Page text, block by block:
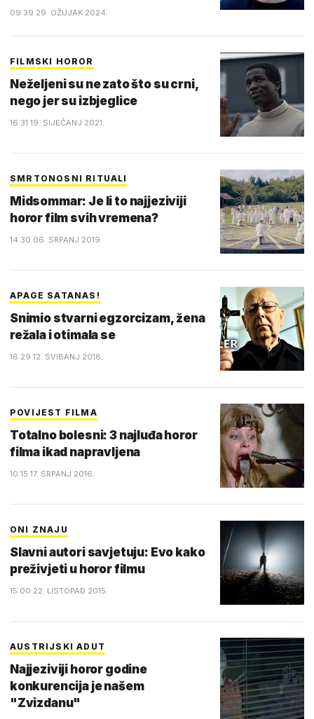
09:39 29. OŽUJAK 2024.
FILMSKI HOROR
Neželjeni su ne zato što su crni,
nego jer su izbjeglice
16:31 19. SIJEČANJ 2021.
SMRTONOSNI RITUALI
Midsommar: Je li to najjeziviji
horor film svih vremena?
14:30 06. SRPANJ 2019.
APAGE SATANAS!
Snimio stvarni egzorcizam, žena
režala i otimala se
16:29 12. SVIBANJ 2018.
POVIJEST FILMA
Totalno bolesni: 3 najluđa horor
filma ikad napravljena
10:15 17. SRPANJ 2016.
ONI ZNAJU
Slavni autori savjetuju: Evo kako
preživjeti u horor filmu
15:00 22. LISTOPAD 2015.
AUSTRIJSKI ADUT
Najjeziviji horor godine
konkurencija je našem
"Zvizdanu"